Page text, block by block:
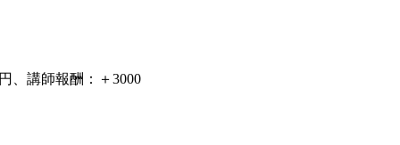
、講師報酬：＋3000